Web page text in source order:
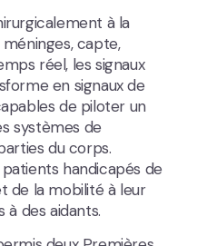
à la
capte,
réel, les signaux
en signaux de
de piloter un
systèmes de
du corps.
handicapés de
de la mobilité à leur
à des aidants.